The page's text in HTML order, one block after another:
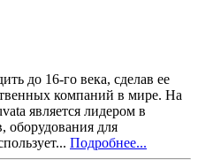
до 16-го века, сделав ее
компаний в мире. На
является лидером в
оборудования для
Подробнее...